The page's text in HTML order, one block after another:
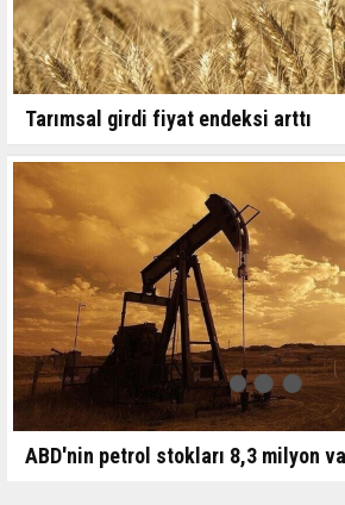
Tarımsal girdi fiyat endeksi arttı
ABD'nin petrol stokları 8,3 milyon